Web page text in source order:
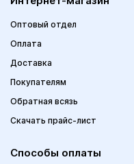
Оптовый отдел
Оплата
Доставка
Покупателям
Обратная всязь
Скачать прайс-лист
Способы оплаты